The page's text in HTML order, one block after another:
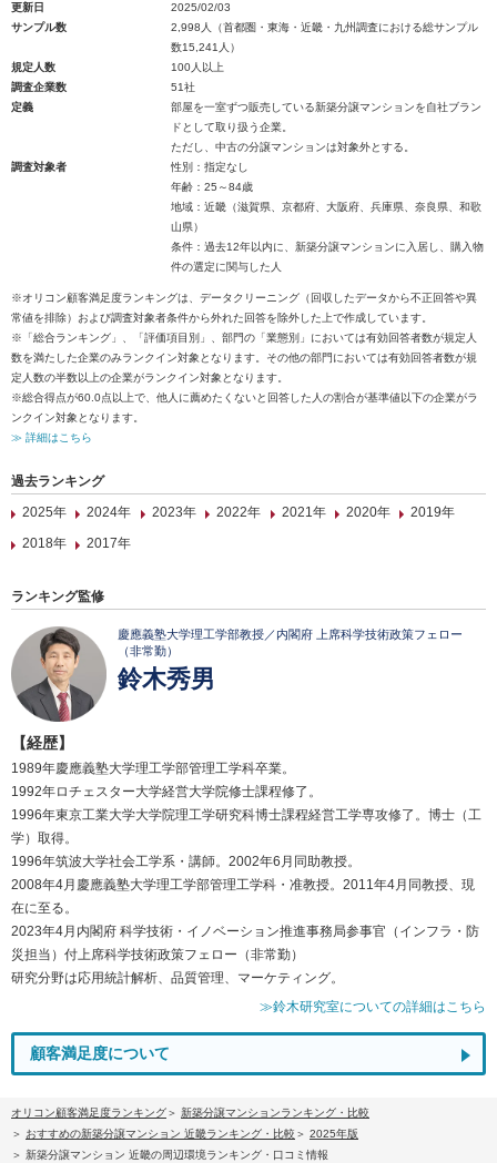
更新日
2025/02/03
サンプル数
2,998人（首都圏・東海・近畿・九州調査における総サンプル
数15,241人）
規定人数
100人以上
調査企業数
51社
定義
部屋を一室ずつ販売している新築分譲マンションを自社ブラン
ドとして取り扱う企業。
ただし、中古の分譲マンションは対象外とする。
調査対象者
性別：指定なし
年齢：25～84歳
地域：近畿（滋賀県、京都府、大阪府、兵庫県、奈良県、和歌
山県）
条件：過去12年以内に、新築分譲マンションに入居し、購入物
件の選定に関与した人
※オリコン顧客満足度ランキングは、データクリーニング（回収したデータから不正回答や異
常値を排除）および調査対象者条件から外れた回答を除外した上で作成しています。
※「総合ランキング」、「評価項目別」、部門の「業態別」においては有効回答者数が規定人
数を満たした企業のみランクイン対象となります。その他の部門においては有効回答者数が規
定人数の半数以上の企業がランクイン対象となります。
※総合得点が60.0点以上で、他人に薦めたくないと回答した人の割合が基準値以下の企業がラ
ンクイン対象となります。
≫ 詳細はこちら
過去ランキング
2025年
2024年 2023年 2022年 2021年 2020年
2019年
2018年
2017年
ランキング監修
慶應義塾大学理工学部教授／内閣府 上席科学技術政策フェロー
（非常勤）
鈴木秀男
【経歴】
1989年慶應義塾大学理工学部管理工学科卒業。
1992年ロチェスター大学経営大学院修士課程修了。
1996年東京工業大学大学院理工学研究科博士課程経営工学専攻修了。博士（工
学）取得。
1996年筑波大学社会工学系・講師。2002年6月同助教授。
2008年4月慶應義塾大学理工学部管理工学科・准教授。2011年4月同教授、現
在に至る。
2023年4月内閣府 科学技術・イノベーション推進事務局参事官（インフラ・防
災担当）付上席科学技術政策フェロー（非常勤）
研究分野は応用統計解析、品質管理、マーケティング。
≫鈴木研究室についての詳細はこちら
顧客満足度について
オリコン顧客満足度ランキング
新築分譲マンションランキング・比較
おすすめの新築分譲マンション 近畿ランキング・比較
2025年版
新築分譲マンション 近畿の周辺環境ランキング・口コミ情報